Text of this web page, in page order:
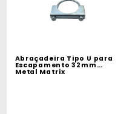
Abraçadeira Tipo U para
Escapamento 32mm
Metal Matrix